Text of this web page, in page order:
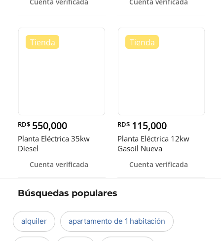
Cuenta verificada Cuenta verificada
RD$ 550,000
Planta Eléctrica 35kw
Diesel
Cuenta verificada
RD$ 115,000
Planta Eléctrica 12kw
Gasoil Nueva
Cuenta verificada
Búsquedas populares
alquiler apartamento de 1 habitación